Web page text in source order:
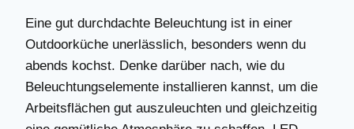
Eine gut durchdachte Beleuchtung ist in einer
Outdoorküche unerlässlich, besonders wenn du
abends kochst. Denke darüber nach, wie du
Beleuchtungselemente installieren kannst, um die
Arbeitsflächen gut auszuleuchten und gleichzeitig